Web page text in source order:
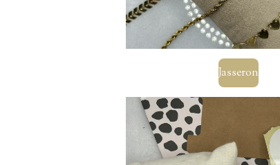
Jasseron